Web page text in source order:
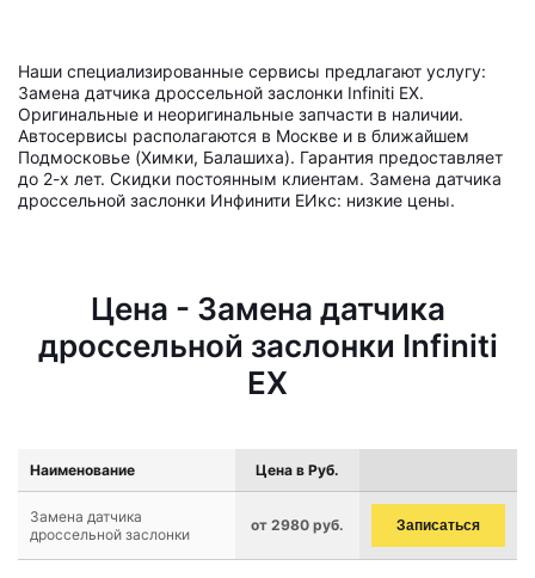
Наши специализированные сервисы предлагают услугу:
Замена датчика дроссельной заслонки Infiniti EX.
Оригинальные и неоригинальные запчасти в наличии.
Автосервисы располагаются в Москве и в ближайшем
Подмосковье (Химки, Балашиха). Гарантия предоставляет
до 2-х лет. Скидки постоянным клиентам. Замена датчика
дроссельной заслонки Инфинити ЕИкс: низкие цены.
Цена - Замена датчика
дроссельной заслонки Infiniti
EX
Наименование Цена в Руб.
Замена датчика
дроссельной заслонки
от 2980 руб. Записаться